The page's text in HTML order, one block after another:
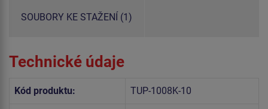
SOUBORY KE STAŽENÍ (1)
Technické údaje
Kód produktu: TUP-1008K-10